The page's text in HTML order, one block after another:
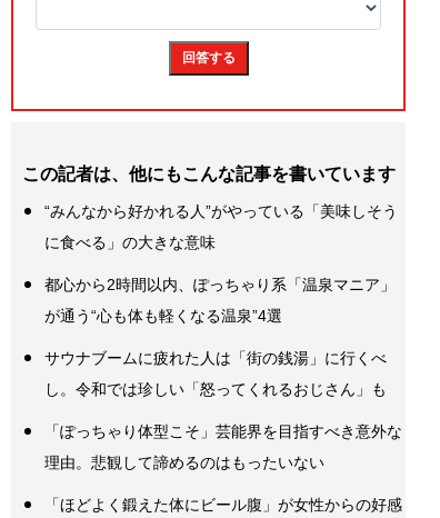
この記者は、他にもこんな記事を書いています
“みんなから好かれる人”がやっている「美味しそう
に食べる」の大きな意味
都心から2時間以内、ぽっちゃり系「温泉マニア」
が通う“心も体も軽くなる温泉”4選
サウナブームに疲れた人は「街の銭湯」に行くべ
し。令和では珍しい「怒ってくれるおじさん」も
「ぽっちゃり体型こそ」芸能界を目指すべき意外な
理由。悲観して諦めるのはもったいない
「ほどよく鍛えた体にビール腹」が女性からの好感